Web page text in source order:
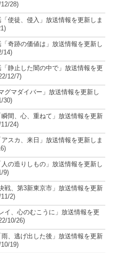
28)
使徒、侵入」放送情報を更新しま
奇跡の価値は」放送情報を更新し
14)
静止した闇の中で」放送情報を更
12/7)
グマダイバー」放送情報を更新し
30)
間、心、重ねて」放送情報を更新
24)
スカ、来日」放送情報を更新しま
の造りしもの」放送情報を更新し
9)
戦、第3新東京市」放送情報を更新
2)
イ、心のむこうに」放送情報を更
10/26)
、逃げ出した後」放送情報を更新
19)